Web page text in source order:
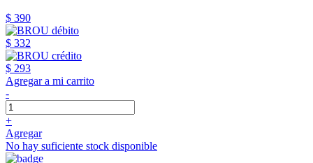
$ 390
$ 332
$ 293
Agregar a mi carrito
-
+
Agregar
No hay suficiente stock disponible